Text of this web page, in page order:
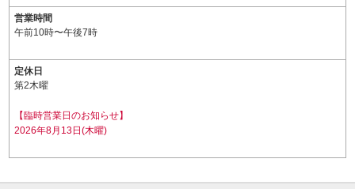
営業時間
午前10時〜午後7時
定休日
第2木曜
【臨時営業日のお知らせ】
2026年8月13日(木曜)